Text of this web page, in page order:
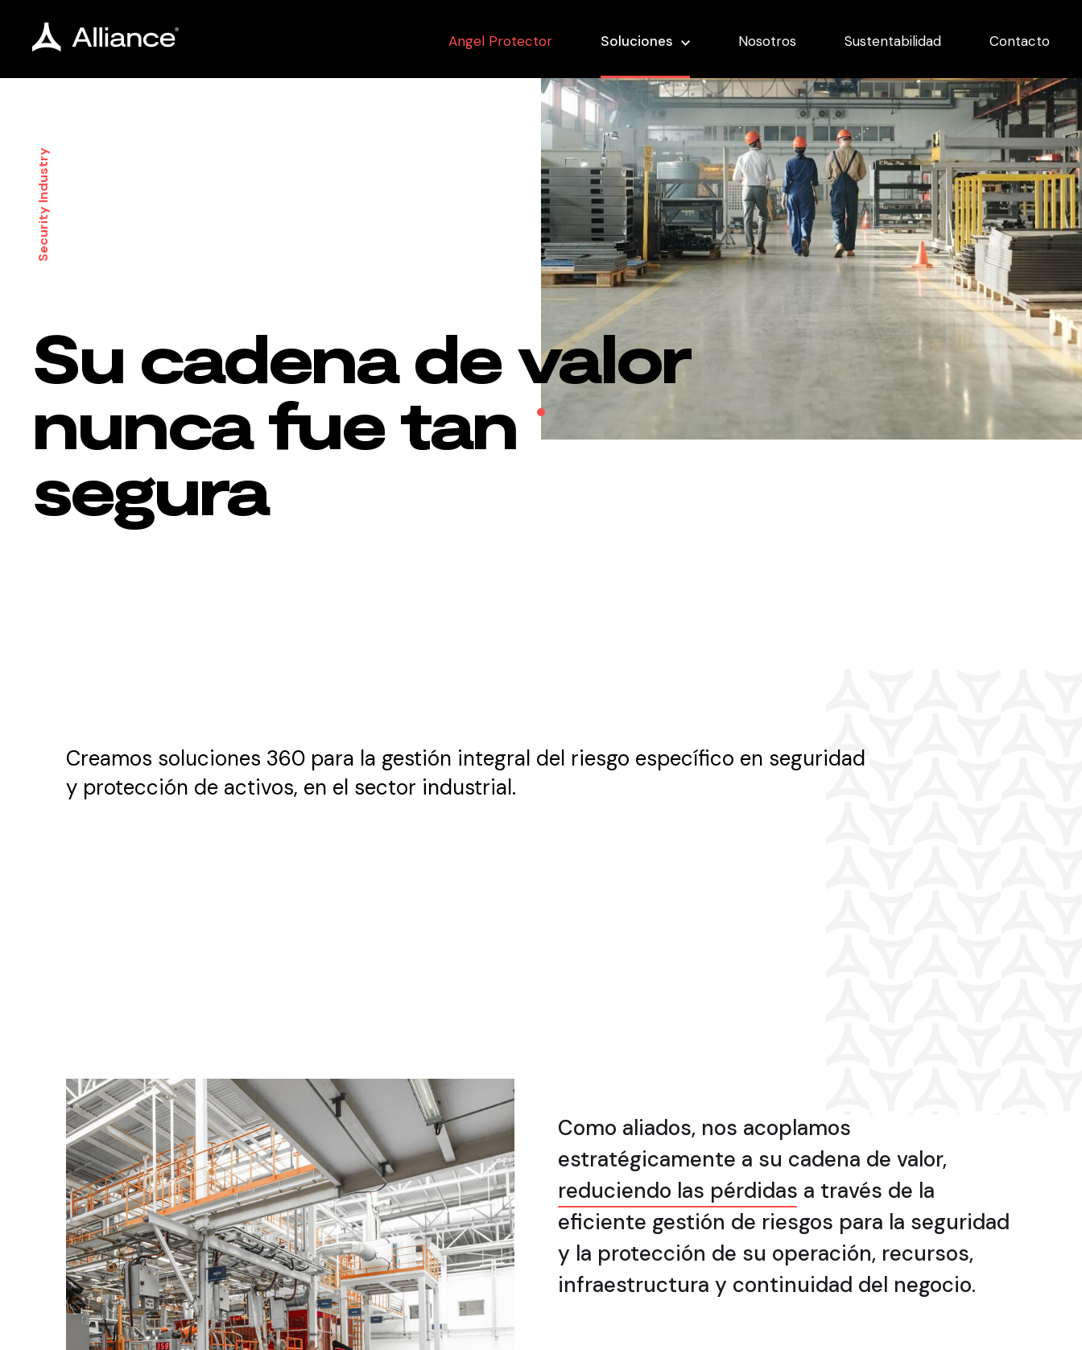
Angel Protector Soluciones Nosotros Sustentabilidad Contacto
Security Industry
Su cadena de valor
nunca fue tan
segura
Creamos soluciones 360 para la gestión integral del riesgo específico en seguridad
y protección de activos, en el sector industrial.
Como aliados, nos acoplamos
estratégicamente a su cadena de valor,
reduciendo las pérdidas a través de la
eficiente gestión de riesgos para la seguridad
y la protección de su operación, recursos,
infraestructura y continuidad del negocio.